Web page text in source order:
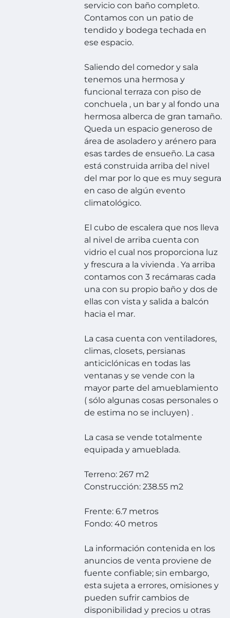
servicio con baño completo.
Contamos con un patio de
tendido y bodega techada en
ese espacio.
Saliendo del comedor y sala
tenemos una hermosa y
funcional terraza con piso de
conchuela , un bar y al fondo una
hermosa alberca de gran tamaño.
Queda un espacio generoso de
área de asoladero y arénero para
esas tardes de ensueño. La casa
está construida arriba del nivel
del mar por lo que es muy segura
en caso de algún evento
climatológico.
El cubo de escalera que nos lleva
al nivel de arriba cuenta con
vidrio el cual nos proporciona luz
y frescura a la vivienda . Ya arriba
contamos con 3 recámaras cada
una con su propio baño y dos de
ellas con vista y salida a balcón
hacia el mar.
La casa cuenta con ventiladores,
climas, closets, persianas
anticiclónicas en todas las
ventanas y se vende con la
mayor parte del amueblamiento
( sólo algunas cosas personales o
de estima no se incluyen) .
La casa se vende totalmente
equipada y amueblada.
Terreno: 267 m2
Construcción: 238.55 m2
Frente: 6.7 metros
Fondo: 40 metros
La información contenida en los
anuncios de venta proviene de
fuente confiable; sin embargo,
esta sujeta a errores, omisiones y
pueden sufrir cambios de
disponibilidad y precios u otras